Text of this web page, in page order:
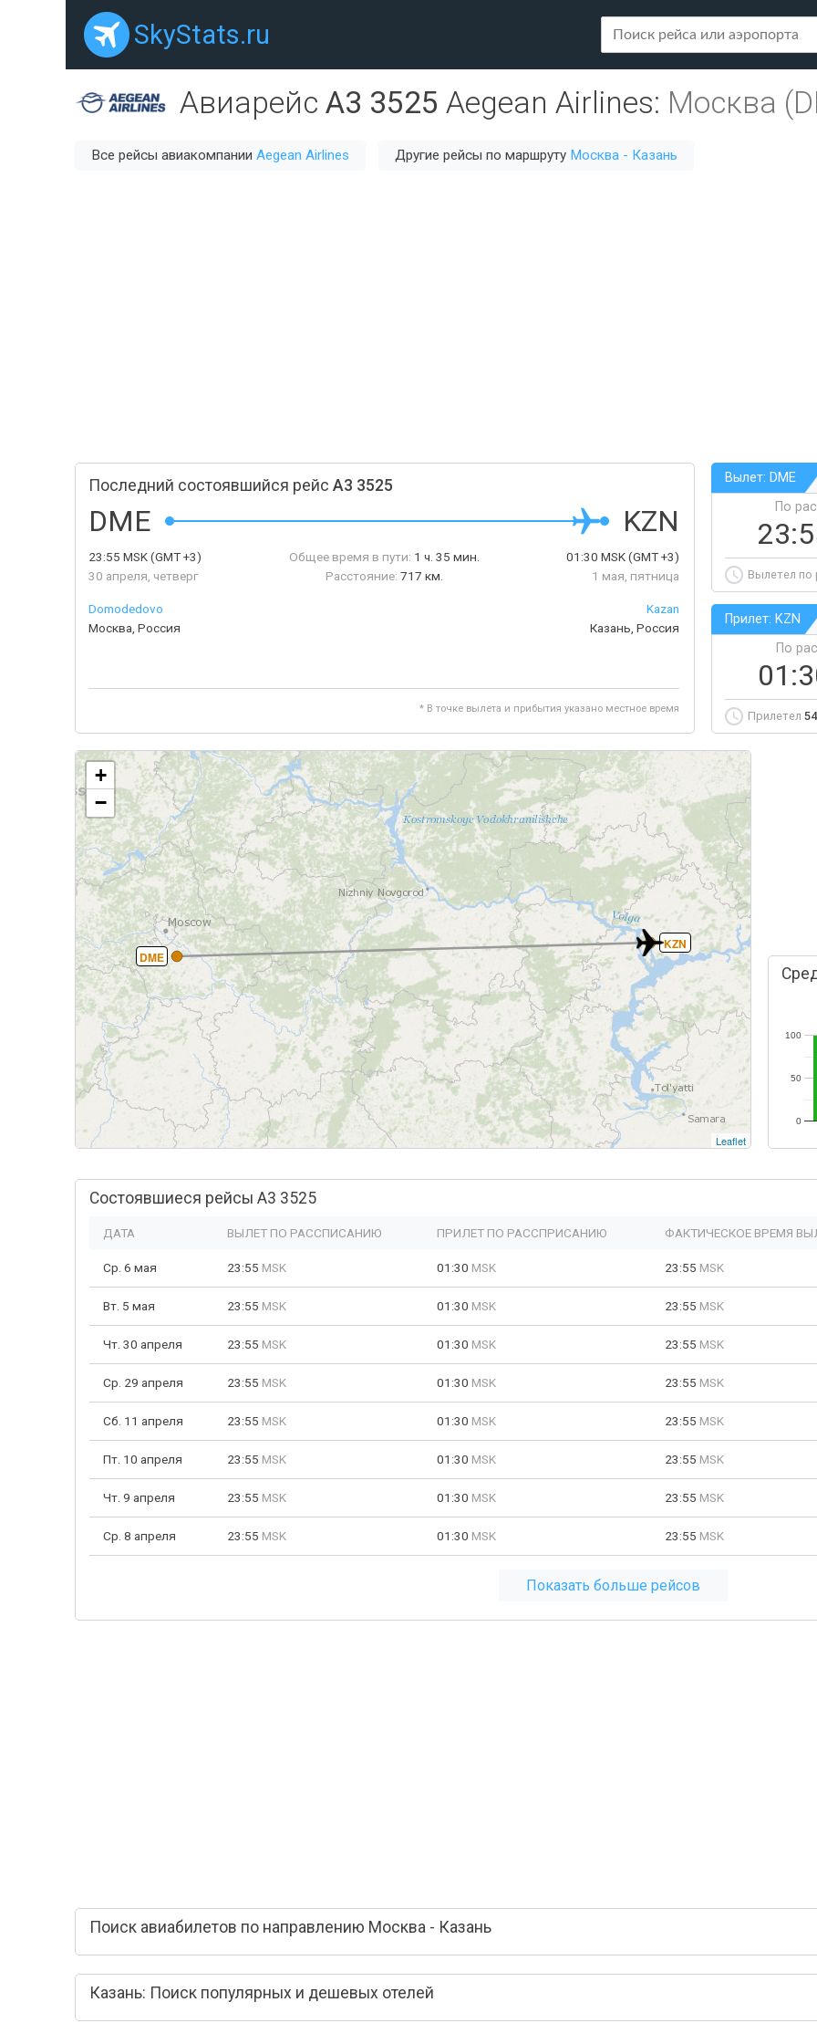
SkyStats.ru
Авиарейс A3 3525 Aegean Airlines: Москва
Все рейсы авиакомпании Aegean Airlines Другие рейсы по маршруту Москва - Казань
Последний состоявшийся рейс A3 3525
DME KZN
23:55 MSK(GMT +3)
30 апреля, четверг
Общее время в пути: 1 ч. 35 мин.
Расстояние: 717 км.
01:30MSK(GMT +3)
1 мая, пятница
Domodedovo
Москва, Россия
Kazan
Казань, Россия
* В точке вылета и прибытия указано местное время
Вылет: DME
По
Вылетел по
Прилет: KZN
По
Прилетел
DME
KZN
+
−
Leaflet
0
50
100
Состоявшиеся рейсы A3 3525
ДАТА ВЫЛЕТ ПО РАССПИСАНИЮ ПРИЛЕТ ПО РАССПРИСАНИЮ ФАКТИЧЕСКОЕ ВРЕМЯ
Ср. 6 мая 23:55 MSK 01:30 MSK 23:55 MSK
Вт. 5 мая 23:55 MSK 01:30 MSK 23:55 MSK
Чт. 30 апреля 23:55 MSK 01:30 MSK 23:55 MSK
Ср. 29 апреля 23:55 MSK 01:30 MSK 23:55 MSK
Сб. 11 апреля 23:55 MSK 01:30 MSK 23:55 MSK
Пт. 10 апреля 23:55 MSK 01:30 MSK 23:55 MSK
Чт. 9 апреля 23:55 MSK 01:30 MSK 23:55 MSK
Ср. 8 апреля 23:55 MSK 01:30 MSK 23:55 MSK
Показать больше рейсов
Поиск авиабилетов по направлению Москва - Казань
Казань: Поиск популярных и дешевых отелей